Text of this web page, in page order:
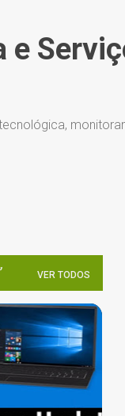
e
VER TODOS
BUG +3